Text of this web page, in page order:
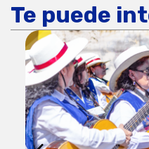
Te puede